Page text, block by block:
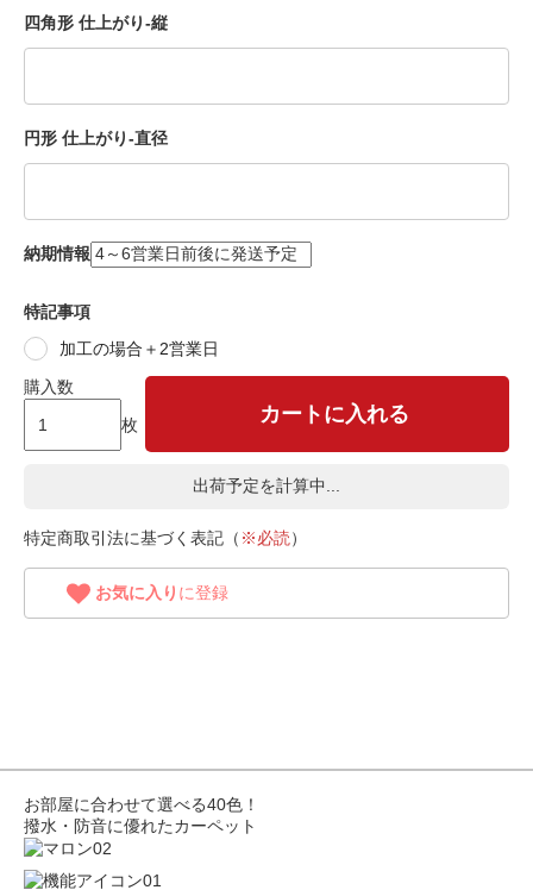
四角形 仕上がり-縦
円形 仕上がり-直径
納期情報
特記事項
加工の場合＋2営業日
購入数
枚
カートに入れる
出荷予定を計算中...
特定商取引法に基づく表記（ ※必読）
お気に入り に登録
お部屋に合わせて選べる40色！
撥水・防音に優れたカーペット